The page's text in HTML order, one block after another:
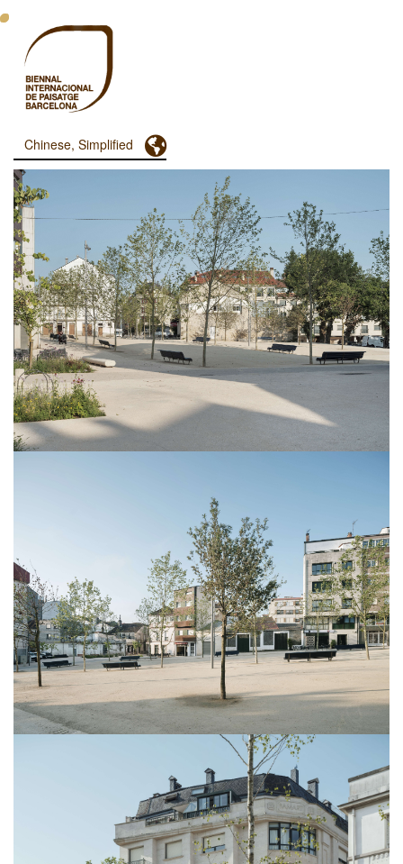
跳
Menu
Principal
Dashboard
Chinese, Simplified Toggle Dropdown